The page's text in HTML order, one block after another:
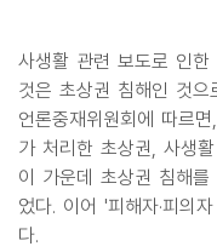
사생활 관련 보도로 인
것은 초상권 침해인 것으
언론중재위원회에 따르
가 처리한 초상권, 사생
이 가운데 초상권 침해
었다. 이어 '피해자·피의
다.